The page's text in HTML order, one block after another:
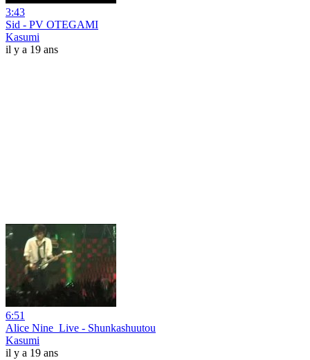
3:43
Sid - PV OTEGAMI
Kasumi
il y a 19 ans
6:51
Alice Nine_Live - Shunkashuutou
Kasumi
il y a 19 ans